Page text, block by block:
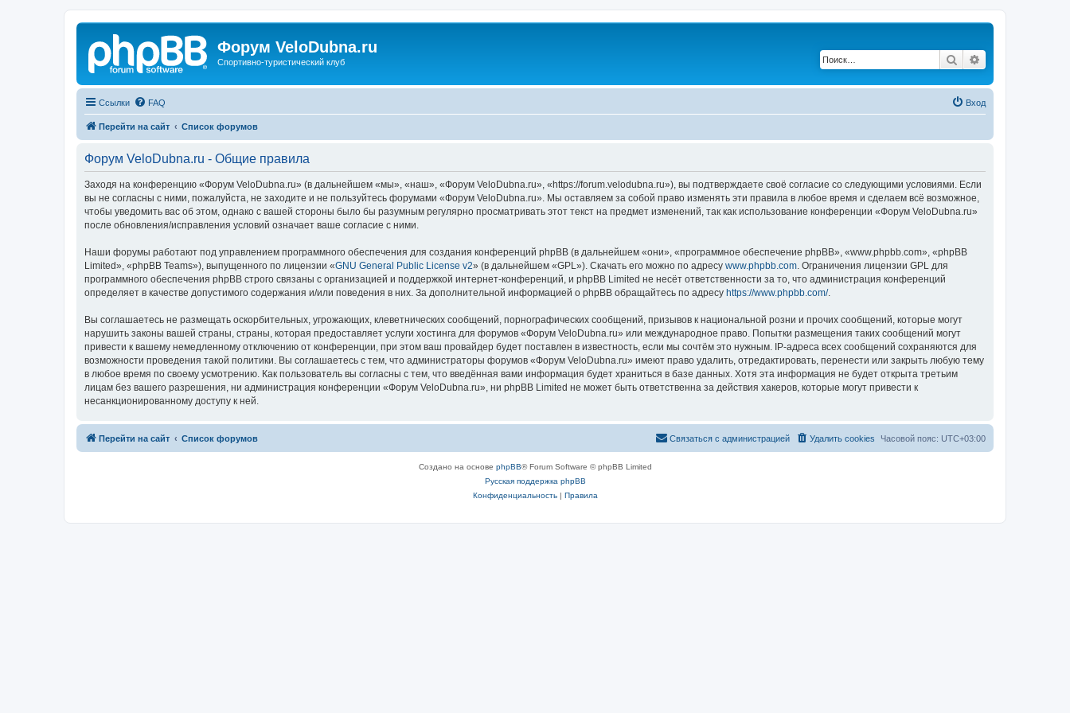
Форум VeloDubna.ru
Спортивно-туристический клуб Поиск
Ссылки FAQ Вход
Перейти на сайт Список форумов
Форум VeloDubna.ru - Общие правила
Заходя на конференцию «Форум VeloDubna.ru» (в дальнейшем «мы», «наш», «Форум VeloDubna.ru», «https://forum.velodubna.ru»), вы подтверждаете своё согласие со следующими условиями. Если
вы не согласны с ними, пожалуйста, не заходите и не пользуйтесь форумами «Форум VeloDubna.ru». Мы оставляем за собой право изменять эти правила в любое время и сделаем всё возможное,
чтобы уведомить вас об этом, однако с вашей стороны было бы разумным регулярно просматривать этот текст на предмет изменений, так как использование конференции «Форум VeloDubna.ru»
после обновления/исправления условий означает ваше согласие с ними.
Наши форумы работают под управлением программного обеспечения для создания конференций phpBB (в дальнейшем «они», «программное обеспечение phpBB», «www.phpbb.com», «phpBB
Limited», «phpBB Teams»), выпущенного по лицензии «GNU General Public License v2» (в дальнейшем «GPL»). Скачать его можно по адресу www.phpbb.com . Ограничения лицензии GPL для
программного обеспечения phpBB строго связаны с организацией и поддержкой интернет-конференций, и phpBB Limited не несёт ответственности за то, что администрация конференций
определяет в качестве допустимого содержания и/или поведения в них. За дополнительной информацией о phpBB обращайтесь по адресу https://www.phpbb.com/.
Вы соглашаетесь не размещать оскорбительных, угрожающих, клеветнических сообщений, порнографических сообщений, призывов к национальной розни и прочих сообщений, которые могут
нарушить законы вашей страны, страны, которая предоставляет услуги хостинга для форумов «Форум VeloDubna.ru» или международное право. Попытки размещения таких сообщений могут
привести к вашему немедленному отключению от конференции, при этом ваш провайдер будет поставлен в известность, если мы сочтём это нужным. IP-адреса всех сообщений сохраняются для
возможности проведения такой политики. Вы соглашаетесь с тем, что администраторы форумов «Форум VeloDubna.ru» имеют право удалить, отредактировать, перенести или закрыть любую тему
в любое время по своему усмотрению. Как пользователь вы согласны с тем, что введённая вами информация будет храниться в базе данных. Хотя эта информация не будет открыта третьим
лицам без вашего разрешения, ни администрация конференции «Форум VeloDubna.ru», ни phpBB Limited не может быть ответственна за действия хакеров, которые могут привести к
несанкционированному доступу к ней.
Перейти на сайт Список форумов Часовой пояс: UTC+03:00
Удалить cookies
Связаться с администрацией
Создано на основе phpBB® Forum Software © phpBB Limited
Русская поддержка phpBB
Конфиденциальность| Правила